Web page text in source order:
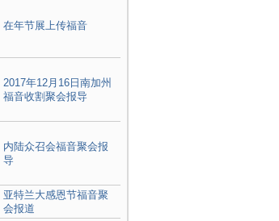
在年节展上传福音
2017年12月16日南加州
福音收割聚会报导
内陆众召会福音聚会报
导
亚特兰大感恩节福音聚
会报道